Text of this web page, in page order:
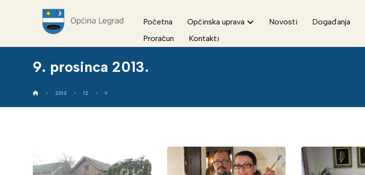
Početna Općinska uprava Novosti Događanja
Proračun
Kontakti
9. prosinca 2013.
2013 12 9